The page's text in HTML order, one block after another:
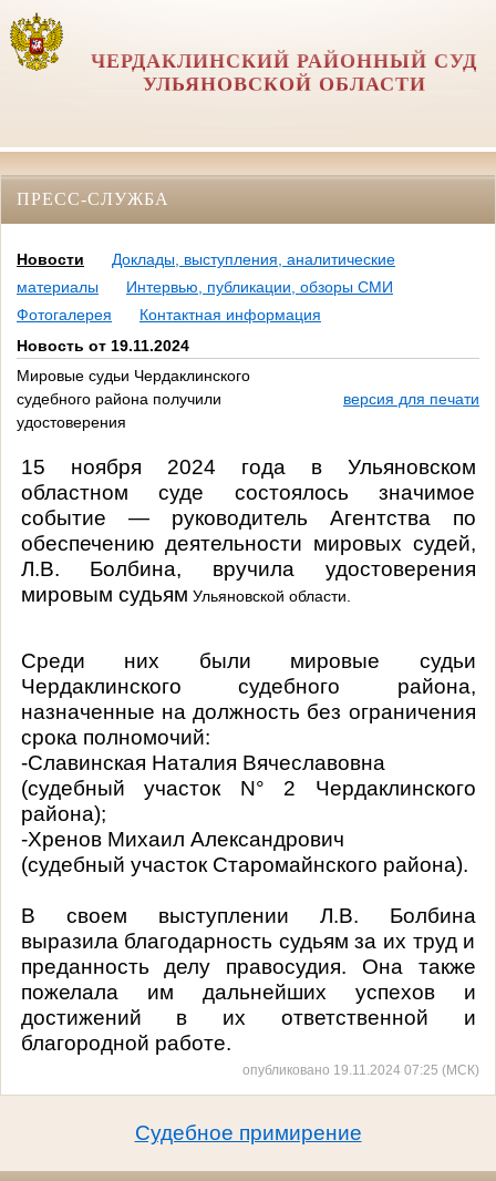
ЧЕРДАКЛИНСКИЙ РАЙОННЫЙ СУД
УЛЬЯНОВСКОЙ ОБЛАСТИ
ПРЕСС-СЛУЖБА
Новости
Доклады, выступления, аналитические
материалы
Интервью, публикации, обзоры СМИ
Фотогалерея
Контактная информация
Новость от 19.11.2024
Мировые судьи Чердаклинского
судебного района получили
удостоверения
версия для печати
15 ноября 2024 года в Ульяновском
областном суде состоялось значимое
событие — руководитель Агентства по
обеспечению деятельности мировых судей,
Л.В. Болбина, вручила удостоверения
мировым судьям Ульяновской области.
Среди них были мировые судьи
Чердаклинского судебного района,
назначенные на должность без ограничения
срока полномочий:
-Славинская Наталия Вячеславовна
(судебный участок N° 2 Чердаклинского
района);
-Хренов Михаил Александрович
(судебный участок Старомайнского района).
В своем выступлении Л.В. Болбина
выразила благодарность судьям за их труд и
преданность делу правосудия. Она также
пожелала им дальнейших успехов и
достижений в их ответственной и
благородной работе.
опубликовано 19.11.2024 07:25 (МСК)
Судебное примирение